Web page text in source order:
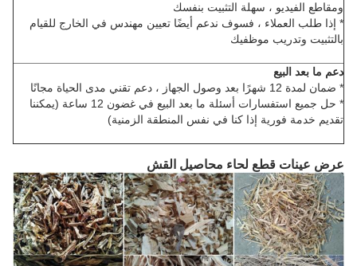
ومقاطع الفيديو ، سهلة التثبيت بنفسك
* إذا طلب العملاء ، فسوف ندعم أيضًا تعيين مهندس في الخارج للقيام
بالتثبيت وتدريب موظفيك
دعم ما بعد البيع
* ضمان لمدة 12 شهرًا بعد وصول الجهاز ، دعم تقني مدى الحياة مجانًا
* حل جميع استفسارات أسئلة ما بعد البيع في غضون 12 ساعة (يمكننا
تقديم خدمة فورية إذا كنا في نفس المنطقة الزمنية)
عرض عينات قطع لحاء محاصيل القش